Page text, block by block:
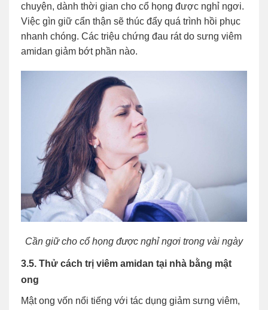
chuyện, dành thời gian cho cổ họng được nghỉ ngơi.
Việc gìn giữ cẩn thận sẽ thúc đẩy quá trình hồi phục
nhanh chóng. Các triệu chứng đau rát do sưng viêm
amidan giảm bớt phần nào.
Cần giữ cho cổ họng được nghỉ ngơi trong vài ngày
3.5. Thử cách trị viêm amidan tại nhà bằng mật
ong
Mật ong vốn nổi tiếng với tác dụng giảm sưng viêm,